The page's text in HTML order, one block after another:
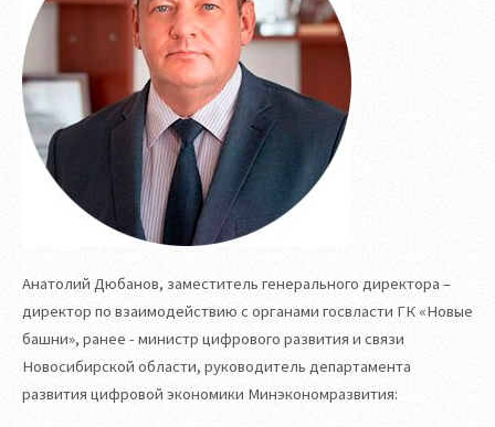
Анатолий Дюбанов, заместитель генерального директора –
директор по взаимодействию с органами госвласти ГК «Новые
башни», ранее - министр цифрового развития и связи
Новосибирской области, руководитель департамента
развития цифровой экономики Минэкономразвития: